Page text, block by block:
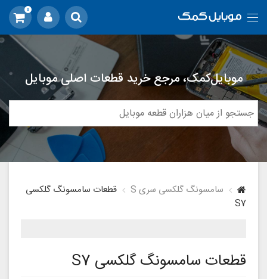
0
موبایل‌کمک، مرجع خرید قطعات اصلی موبایل
سامسونگ گلکسی سری S
قطعات سامسونگ گلکسی
S7
قطعات سامسونگ گلکسی S7